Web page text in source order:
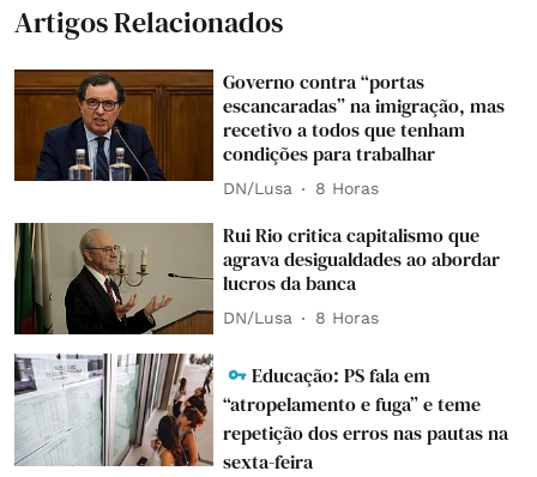
Artigos Relacionados
Governo contra “portas
escancaradas” na imigração, mas
recetivo a todos que tenham
condições para trabalhar
DN/Lusa 8 Horas
Rui Rio critica capitalismo que
agrava desigualdades ao abordar
lucros da banca
DN/Lusa 8 Horas
Educação: PS fala em
“atropelamento e fuga” e teme
repetição dos erros nas pautas na
sexta-feira